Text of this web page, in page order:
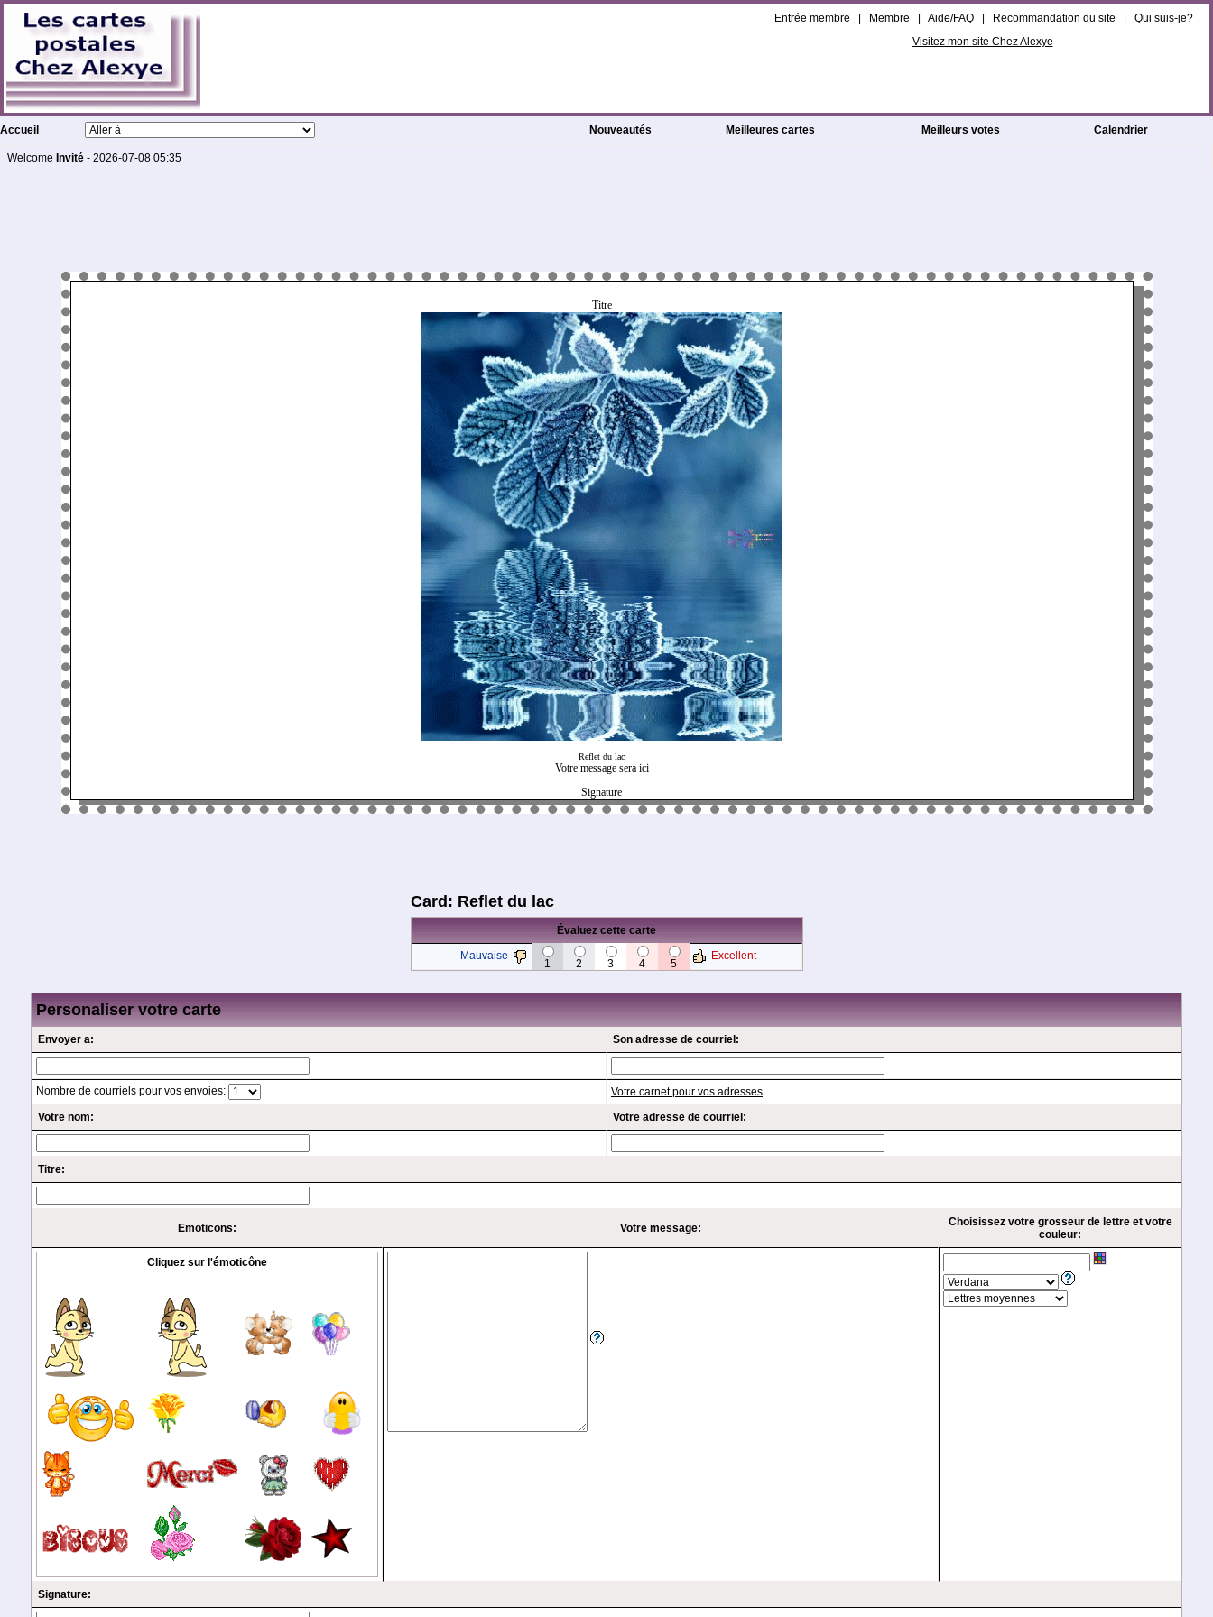
Entrée membre Membre Aide/FAQ Recommandation du site
Qui suis-je?
Visitez mon site Chez Alexye
Accueil Nouveautés Meilleures cartes Meilleurs votes Calendrier
Welcome Invité - 2026-07-08 05:35
Titre
Reflet du lac
Votre message sera ici
Signature
Card: Reflet du lac
Évaluez cette carte
Mauvaise
1 2 3 4 5
Excellent
Personaliser votre carte
Envoyer a: Son adresse de courriel:
Nombre de courriels pour vos envoies:
Votre carnet pour vos adresses
Votre nom:
Votre adresse de courriel:
Titre:
Emoticons: Votre message:
Choisissez votre grosseur de lettre et votre
couleur:
Cliquez sur l'émoticône
Signature: